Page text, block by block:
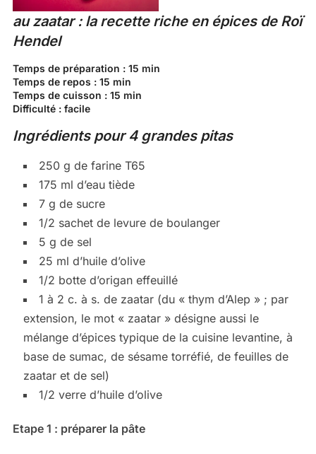
au zaatar : la recette riche en épices de Roï
Hendel
Temps de préparation : 15 min
Temps de repos : 15 min
Temps de cuisson : 15 min
Difficulté: facile
Ingrédients pour 4 grandes pitas
250 g de farine T65
175 ml d’eau tiède
7 g de sucre
1/2 sachet de levure de boulanger
5 g de sel
25 ml d’huile d’olive
1/2 botte d’origan effeuillé
1 à 2 c. à s. de zaatar (du « thym d’Alep » ; par
extension, le mot « zaatar » désigne aussi le
mélange d’épices typique de la cuisine levantine, à
base de sumac, de sésame torréfié, de feuilles de
zaatar et de sel)
1/2 verre d’huile d’olive
Etape 1 : préparer la pâte